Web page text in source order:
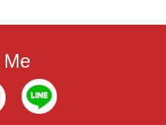
Me